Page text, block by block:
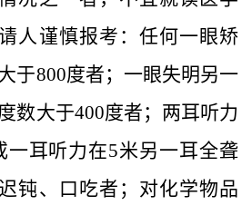
人谨慎报考：任何一眼矫
于800度者；一眼失明另一
数大于400度者；两耳听力
一耳听力在5米另一耳全聋
钝、口吃者；对化学物品